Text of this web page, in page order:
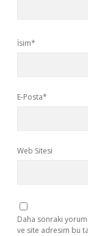
İsim*
E-Posta*
Web Sitesi
Daha sonraki
ve site adresim bu